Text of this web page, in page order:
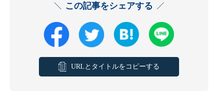
この記事をシェアする
URLとタイトルをコピーする